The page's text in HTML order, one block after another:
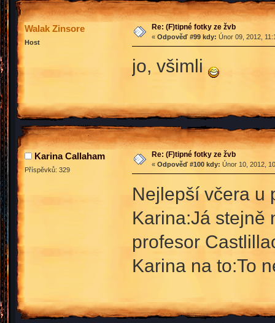
Walak Zinsore
Host
Re: (F)tipné fotky ze žvb
« Odpověď #99 kdy: Únor 09, 2012,
jo, všimli
Karina Callaham
Příspěvků: 329
Re: (F)tipné fotky ze žvb
« Odpověď #100 kdy: Únor 10, 2012,
Nejlepší včera u
Karina:Já stejně
profesor
Karina na to:To